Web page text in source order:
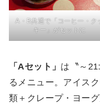
A・B共通で「コーヒー・ク
キー」がセットに
「Aセット」 は〝～
るメニュー。アイス
類＋クレープ・ヨー